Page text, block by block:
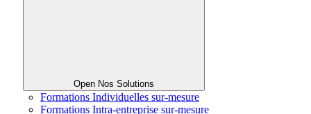
Open Nos Solutions
Formations Individuelles sur-mesure
Formations Intra-entreprise sur-mesure